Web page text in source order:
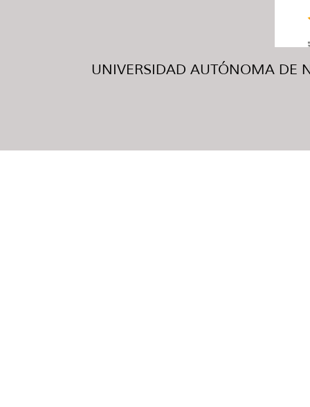
UNIVERSIDAD AUTÓNOMA DE